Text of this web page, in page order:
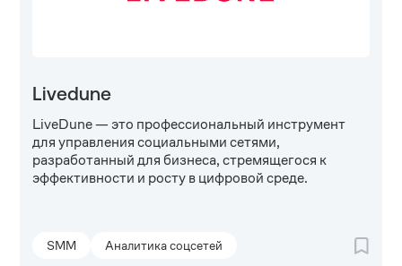
Livedune
LiveDune — это профессиональный инструмент
для управления социальными сетями,
разработанный для бизнеса, стремящегося к
эффективности и росту в цифровой среде.
SMM Аналитика соцсетей